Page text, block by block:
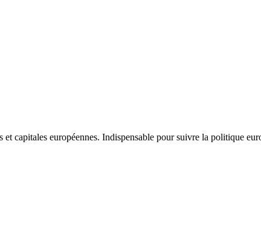
capitales européennes. Indispensable pour suivre la politique